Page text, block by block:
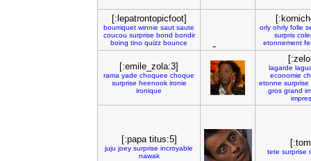
[:lepatrontopicfoot]
bourriquet winnie saut saute
coucou surprise bond bondir
boing tino quizz bounce
orly ohrly folle
surpris
etonnement
[:emile_zola:3]
rama yade choquee choque
surprise heenook ironie
ironique
lagarde
economie
etonne surprise
gros grand
[:papa titus:5]
juju joey surprise incroyable
nawak
tete surprise